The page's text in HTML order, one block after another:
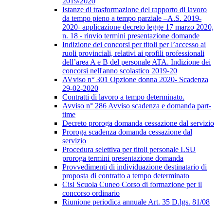
Istanze di trasformazione del rapporto di lavoro
da tempo pieno a tempo parziale –A.S. 2019-
2020- applicazione decreto legge 17 marzo 2020,
n. 18 - rinvio termini presentazione domande
Indizione dei concorsi per titoli per l’accesso ai
ruoli provinciali, relativi ai profili professionali
dell’area A e B del personale ATA. Indizione dei
concorsi nell'anno scolastico 2019-20
AVviso n° 301 Opzione donna 2020- Scadenza
29-02-2020
Contratti di lavoro a tempo determinato.
Avviso n° 286 Avviso scadenza e domanda part-
time
Decreto proroga domanda cessazione dal servizio
Proroga scadenza domanda cessazione dal
servizio
Procedura selettiva per titoli personale LSU
proroga termini presentazione domanda
Provvedimenti di individuazione destinatario di
proposta di contratto a tempo determinato
Cisl Scuola Cuneo Corso di formazione per il
concorso ordinario
Riunione periodica annuale Art. 35 D.lgs. 81/08